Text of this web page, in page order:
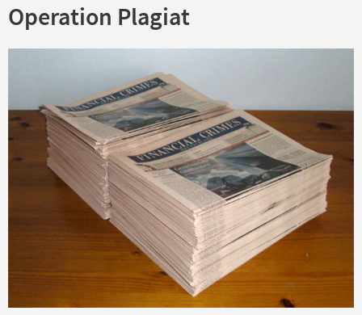
Operation Plagiat